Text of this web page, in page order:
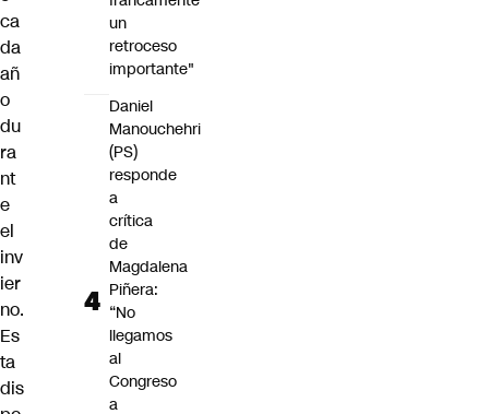
ca
da
añ
o
du
ra
nt
e
el
inv
ier
no.
Es
ta
dis
un
retroceso
importante"
Daniel
Manouchehri
(PS)
responde
a
crítica
de
Magdalena
Piñera:
“No
llegamos
al
Congreso
a